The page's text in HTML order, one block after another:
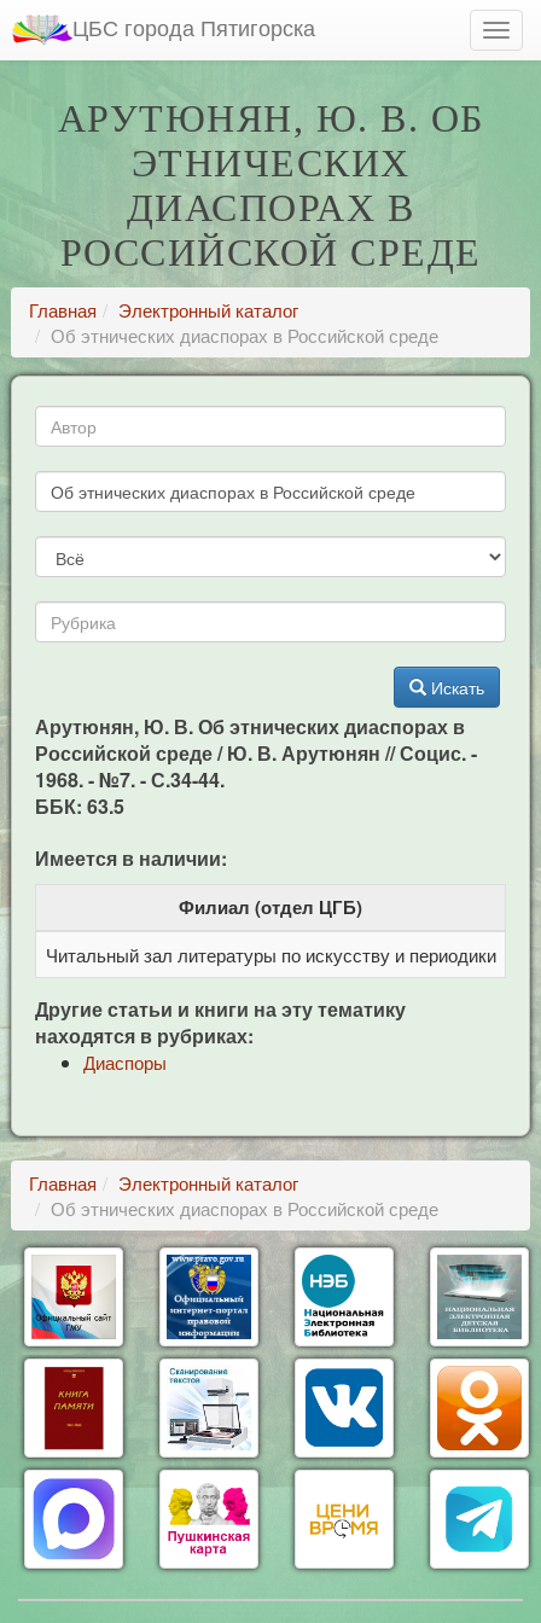
ЦБС города Пятигорска
АРУТЮНЯН, Ю. В. ОБ
ЭТНИЧЕСКИХ
ДИАСПОРАХ В
РОССИЙСКОЙ СРЕДЕ
Главная
Электронный каталог
Об этнических диаспорах в Российской среде
Искать
Арутюнян, Ю. В. Об этнических диаспорах в
Российской среде / Ю. В. Арутюнян // Социс. -
1968. - №7. - С.34-44.
ББК: 63.5
Имеется в наличии:
Филиал (отдел ЦГБ)
Читальный зал литературы по искусству и периодики
Другие статьи и книги на эту тематику
находятся в рубриках:
Диаспоры
Главная
Электронный каталог
Об этнических диаспорах в Российской среде